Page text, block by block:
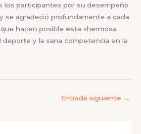
los participantes por su desempeño
se agradeció profundamente a cada
hacen posible esta «hermosa
deporte y la sana competencia en la
Entrada siguiente →